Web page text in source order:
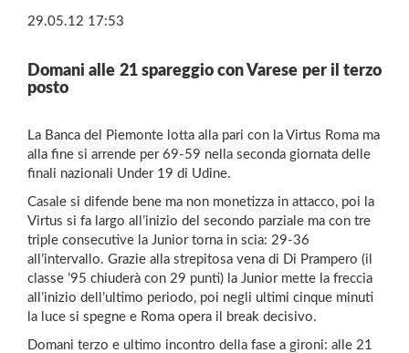
29.05.12 17:53
Domani alle 21 spareggio con Varese per il terzo
posto
La Banca del Piemonte lotta alla pari con la Virtus Roma ma
alla fine si arrende per 69-59 nella seconda giornata delle
finali nazionali Under 19 di Udine.
Casale si difende bene ma non monetizza in attacco, poi la
Virtus si fa largo all’inizio del secondo parziale ma con tre
triple consecutive la Junior torna in scia: 29-36
all’intervallo. Grazie alla strepitosa vena di Di Prampero (il
classe ’95 chiuderà con 29 punti) la Junior mette la freccia
all’inizio dell’ultimo periodo, poi negli ultimi cinque minuti
la luce si spegne e Roma opera il break decisivo.
Domani terzo e ultimo incontro della fase a gironi: alle 21